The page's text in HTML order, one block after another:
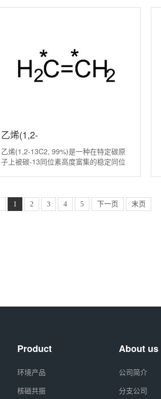
乙烯(1,2-
13C2,99%)_Ethylene(1,2-
13C2,99%)丨51915-19-6
乙烯(1,2-13C2, 99%)是一种在特定碳原
子上被碳-13同位素高度富集的稳定同位
1 2 3 4 5 下一页 末页
Product
环境产品
核磁共振
About us
公司简介
分支公司